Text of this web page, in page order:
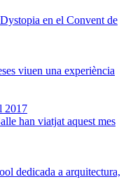
en el Convent de
viuen una experiència
2017
han viatjat aquest mes
dedicada a arquitectura,